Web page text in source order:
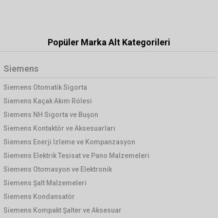
Popüler Marka Alt Kategorileri
Siemens
Siemens Otomatik Sigorta
Siemens Kaçak Akım Rölesi
Siemens NH Sigorta ve Buşon
Siemens Kontaktör ve Aksesuarları
Siemens Enerji İzleme ve Kompanzasyon
Siemens Elektrik Tesisat ve Pano Malzemeleri
Siemens Otomasyon ve Elektronik
Siemens Şalt Malzemeleri
Siemens Kondansatör
Siemens Kompakt Şalter ve Aksesuar